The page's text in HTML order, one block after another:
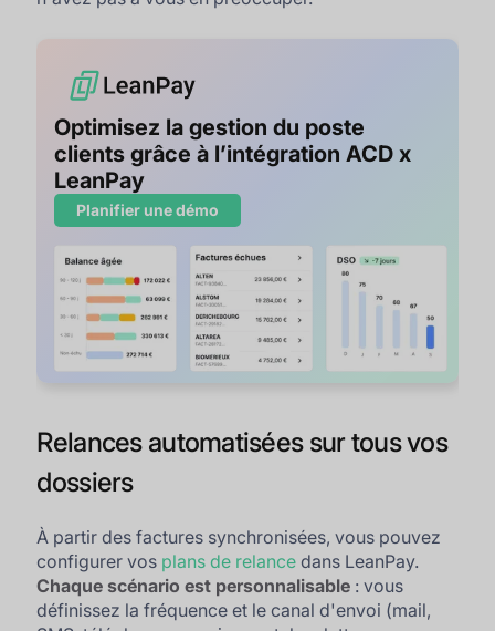
Optimisez la gestion du poste
clients grâce à l’intégration ACD x
LeanPay
Planifier une démo
Relances automatisées sur tous vos
dossiers
À partir des factures synchronisées, vous pouvez
configurer vos plans de relance dans LeanPay.
Chaque scénario est personnalisable : vous
définissez la fréquence et le canal d'envoi (mail,